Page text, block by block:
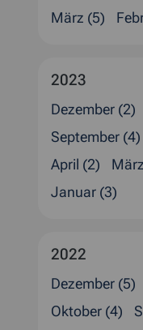
März (5)
2023
Dezember (2)
September (4)
April (2)
Januar (3)
2022
Dezember (5)
Oktober (4)